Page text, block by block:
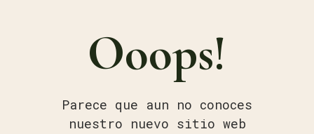
Ooops!
Parece que aun no conoces
nuestro nuevo sitio web